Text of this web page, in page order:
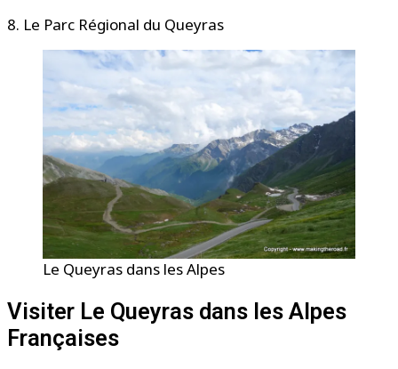
8. Le Parc Régional du Queyras
Le Queyras dans les Alpes
Visiter Le Queyras dans les Alpes
Françaises